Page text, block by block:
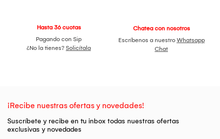
Hasta 36 cuotas
Pagando con Sip
¿No la tienes? Solicítala
Chatea con nosotros
Escríbenos a nuestro Whatsapp
Chat
¡Recibe nuestras ofertas y novedades!
Suscríbete y recibe en tu inbox todas nuestras ofertas
exclusivas y novedades